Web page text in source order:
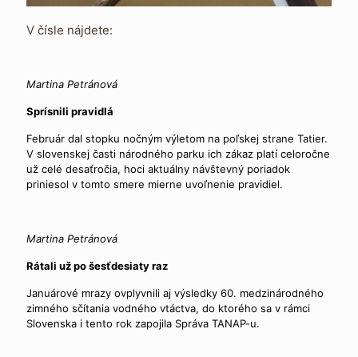
V čísle nájdete:
Martina Petránová
Sprísnili pravidlá
Február dal stopku nočným výletom na poľskej strane Tatier.
V slovenskej časti národného parku ich zákaz platí celoročne
už celé desaťročia, hoci aktuálny návštevný poriadok
priniesol v tomto smere mierne uvoľnenie pravidiel.
Martina Petránová
Rátali už po šesťdesiaty raz
Januárové mrazy ovplyvnili aj výsledky 60. medzinárodného
zimného sčítania vodného vtáctva, do ktorého sa v rámci
Slovenska i tento rok zapojila Správa TANAP-u.